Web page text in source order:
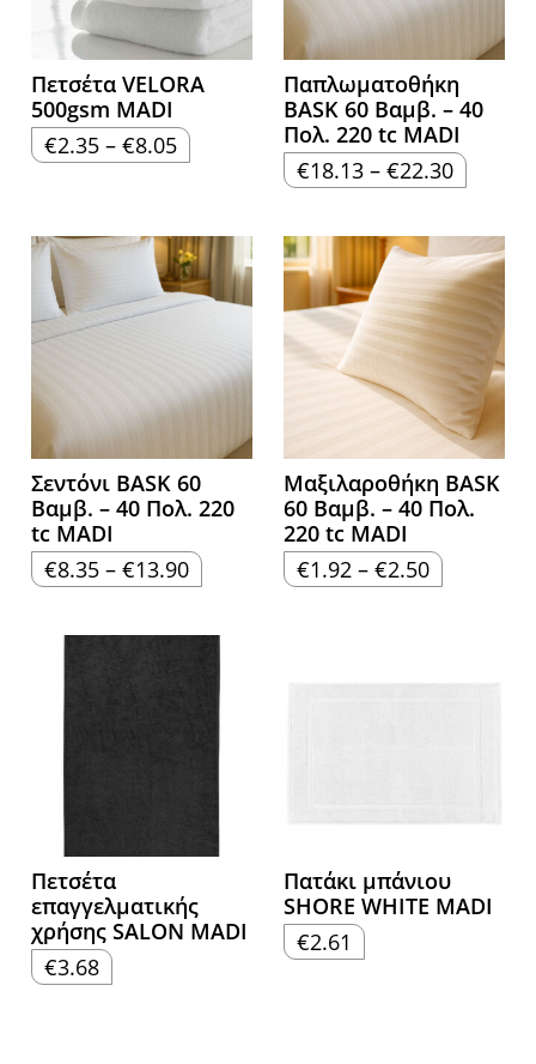
Πετσέτα VELORA
500gsm MADI
€2.35 – €8.05Price
range:
Παπλωματοθήκη
BASK 60 Βαμβ. – 40
Πολ. 220 tc MADI
€18.13 – €22.30Price
range:
€22.30
Σεντόνι BASK 60
Βαμβ. – 40 Πολ. 220
tc MADI
€8.35 – €13.90Price
range:
€13.90
Μαξιλαροθήκη BASK
60 Βαμβ. – 40 Πολ.
220 tc MADI
€1.92 – €2.50Price
range:
Πετσέτα
επαγγελματικής
χρήσης SALON MADI
€3.68
Πατάκι μπάνιου
SHORE WHITE MADI
€2.61